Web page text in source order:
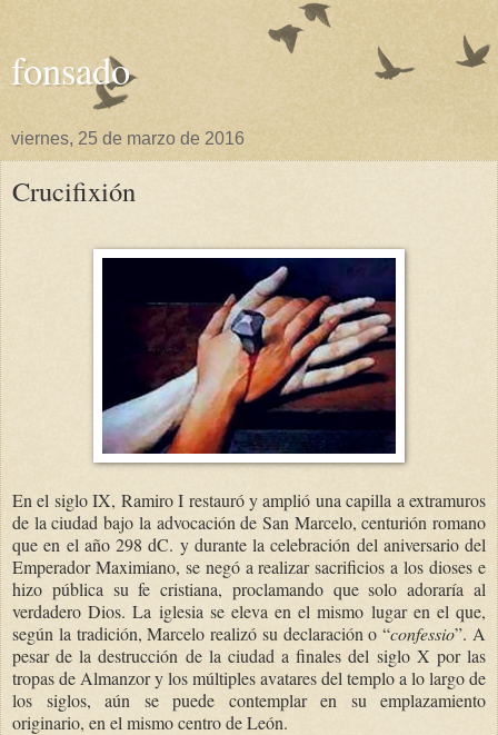
fonsado
viernes, 25 de marzo de 2016
Crucifixión
En el siglo IX, Ramiro I restauró y amplió una capilla a extramuros
de la ciudad bajo la advocación de San Marcelo, centurión romano
que en el año 298 dC. y durante la celebración del aniversario del
Emperador Maximiano, se negó a realizar sacrificios a los dioses e
hizo pública su fe cristiana, proclamando que solo adoraría al
verdadero Dios. La iglesia se eleva en el mismo lugar en el que,
según la tradición, Marcelo realizó su declaración o “confessio”. A
pesar de la destrucción de la ciudad a finales del siglo X por las
tropas de Almanzor y los múltiples avatares del templo a lo largo de
los siglos, aún se puede contemplar en su emplazamiento
originario, en el mismo centro de León.